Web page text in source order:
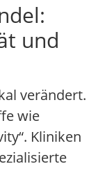
und
verändert.
wie
Kliniken